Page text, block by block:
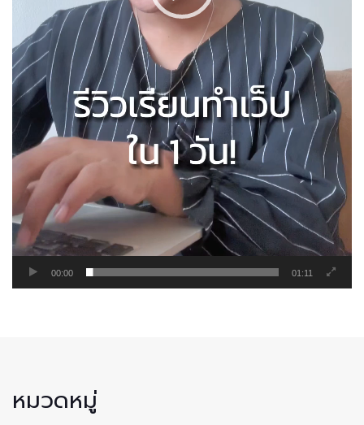
00:00 01:11
หมวดหมู่